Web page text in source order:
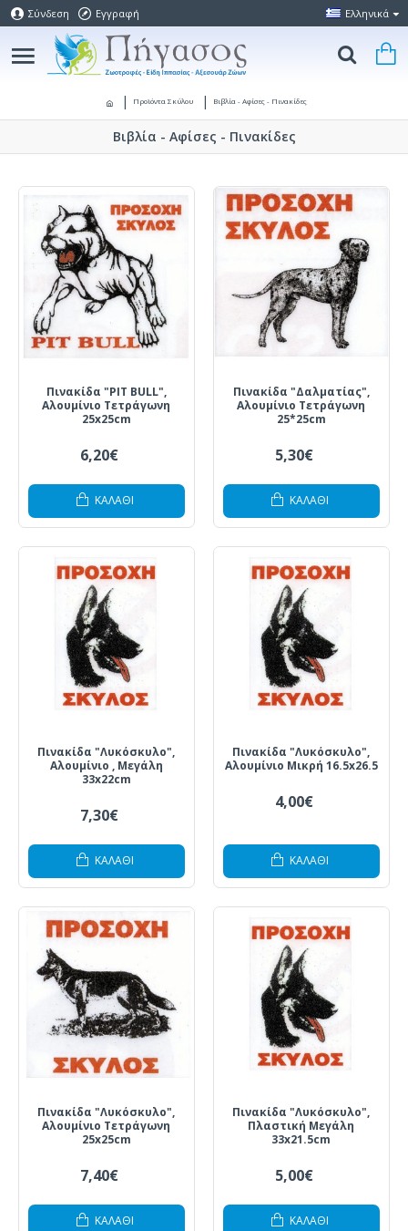
Σύνδεση Εγγραφή Ελληνικά
Προϊόντα Σκύλου Βιβλία - Αφίσες - Πινακίδες
Βιβλία - Αφίσες - Πινακίδες
Πινακίδα "PIT BULL",
Αλουμίνιο Τετράγωνη
25x25cm
6,20€
ΚΑΛΆΘΙ
Πινακίδα "Δαλματίας",
Αλουμίνιο Τετράγωνη
25*25cm
5,30€
ΚΑΛΆΘΙ
Πινακίδα "Λυκόσκυλο",
Αλουμίνιο , Μεγάλη
33x22cm
7,30€
ΚΑΛΆΘΙ
Πινακίδα "Λυκόσκυλο",
Αλουμίνιο Μικρή 16.5x26.5
4,00€
ΚΑΛΆΘΙ
Πινακίδα "Λυκόσκυλο",
Αλουμίνιο Τετράγωνη
25x25cm
7,40€
ΚΑΛΆΘΙ
Πινακίδα "Λυκόσκυλο",
Πλαστική Μεγάλη
33x21.5cm
5,00€
ΚΑΛΆΘΙ